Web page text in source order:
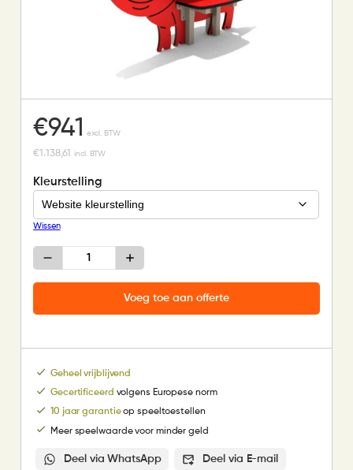
€941 excl. BTW
€1.138,61 incl. BTW
Kleurstelling
Wissen
Speelvarken
boter
Voeg toe aan offerte
Geheel vrijblijvend
Gecertificeerd volgens Europese norm
10 jaar garantieop speeltoestellen
Meer speelwaarde voor minder geld
Deel via WhatsApp Deel via E-mail